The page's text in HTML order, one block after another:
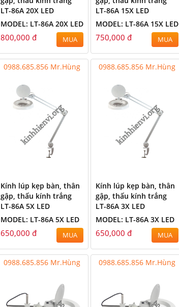
LT-86A 20X LED
MODEL: LT-86A 20X LED
800,000 đ MUA
LT-86A 15X LED
MODEL: LT-86A 15X LED
750,000 đ MUA
0988.685.856 Mr.Hùng
Kính lúp kẹp bàn, thân
gập, thấu kính trắng
LT-86A 5X LED
MODEL: LT-86A 5X LED
650,000 đ MUA
0988.685.856 Mr.Hùng
Kính lúp kẹp bàn, thân
gập, thấu kính trắng
LT-86A 3X LED
MODEL: LT-86A 3X LED
650,000 đ MUA
0988.685.856 Mr.Hùng 0988.685.856 Mr.Hùng